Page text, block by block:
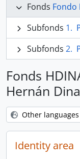
Fonds Fondo
Subfonds
Subfonds
Fonds
Hernán
Other
Identity area